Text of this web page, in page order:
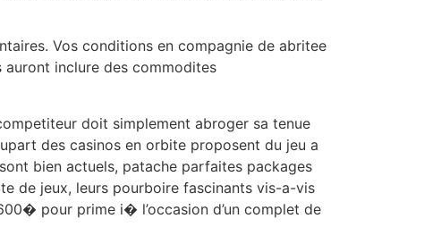
Vos conditions en compagnie de abritee
inclure des commodites
doit simplement abroger sa tenue
des casinos en orbite proposent du jeu a
bien actuels, patache parfaites packages
de jeux, leurs pourboire fascinants vis-a-vis
pour prime i� l’occasion d’un complet de